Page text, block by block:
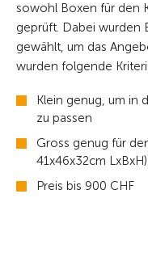
sowohl Boxen für den
geprüft. Dabei wurden
gewählt, um das
wurden folgende
Klein genug, um in
zu passen
Gross genug für
41x46x32cm LxBxH)
Preis bis 900 CHF